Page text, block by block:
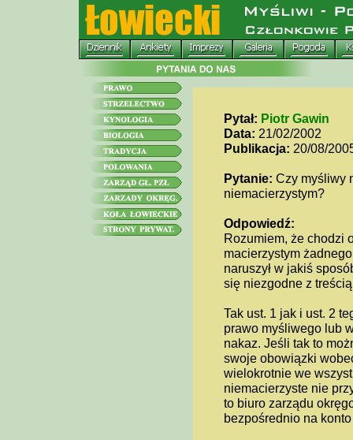
Pytał: Piotr Gawin
Data: 21/02/2002
Publikacja: 20/08/
Pytanie: Czy myśliwy
niemacierzystym?
Odpowiedź:
Rozumiem, że chodzi
macierzystym
naruszył w jakiś
się niezgodne z
Tak ust. 1 jak i ust. 2
prawo myśliwego lub
nakaz. Jeśli tak to
swoje obowiązki
wielokrotnie we
niemacierzyste nie
to biuro zarządu
bezpośrednio na